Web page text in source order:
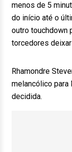
menos de 5
do início até o
outro touchdown
torcedores
Rhamondre
melancólico para
decidida.